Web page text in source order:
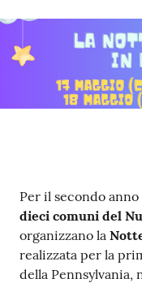
Contenuto
Per il secondo
dieci comuni del
organizzano la
realizzata per la
della Pennsylvania,